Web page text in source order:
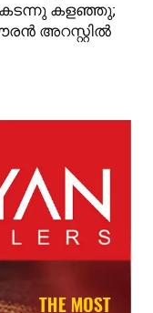
കടന്നു കളഞ്ഞു;
അറസ്റ്റിൽ